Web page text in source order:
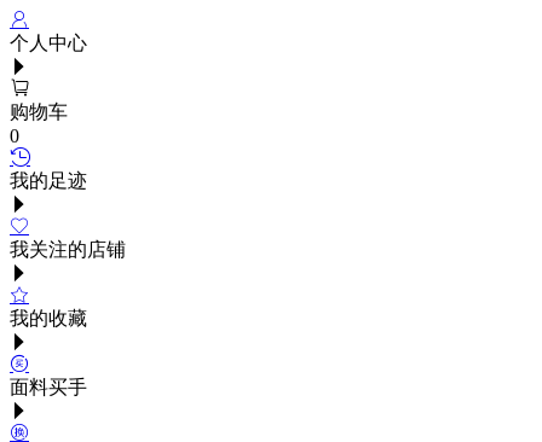
个人中心
购物车
0
我的足迹
我关注的店铺
我的收藏
面料买手